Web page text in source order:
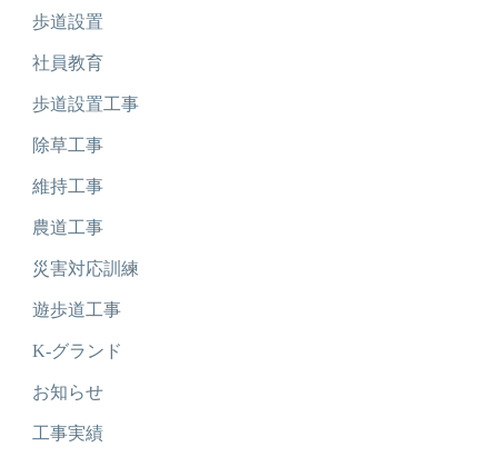
歩道設置
社員教育
歩道設置工事
除草工事
維持工事
農道工事
災害対応訓練
遊歩道工事
K-グランド
お知らせ
工事実績